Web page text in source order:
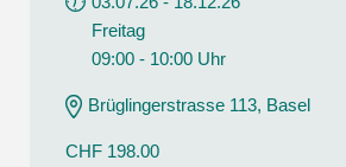
Freitag
09:00 - 10:00 Uhr
Brüglingerstrasse 113, Basel
CHF 198.00